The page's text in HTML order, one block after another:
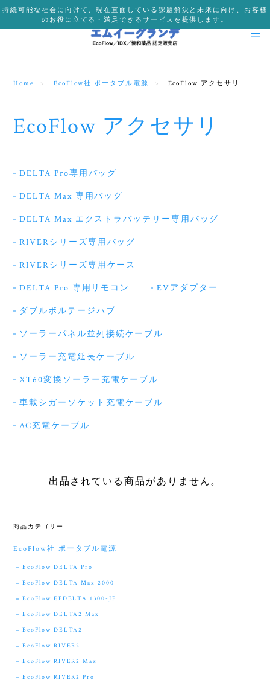
持続可能な社会に向けて、現在直面している課題解決と未来に向け、お客様
のお役に立てる・満足できるサービスを提供します。
Home EcoFlow社 ポータブル電源 EcoFlow アクセサリ
EcoFlow アクセサリ
DELTA Pro専用バッグ
DELTA Max 専用バッグ
DELTA Max エクストラバッテリー専用バッグ
RIVERシリーズ専用バッグ
RIVERシリーズ専用ケース
DELTA Pro 専用リモコン EVアダプター
ダブルボルテージハブ
ソーラーパネル並列接続ケーブル
ソーラー充電延長ケーブル
XT60変換ソーラー充電ケーブル
車載シガーソケット充電ケーブル
AC充電ケーブル
出品されている商品がありません。
商品カテゴリー
EcoFlow社 ポータブル電源
EcoFlow DELTA Pro
EcoFlow DELTA Max 2000
EcoFlow EFDELTA 1300-JP
EcoFlow DELTA2 Max
EcoFlow DELTA2
EcoFlow RIVER2
EcoFlow RIVER2 Max
EcoFlow RIVER2 Pro